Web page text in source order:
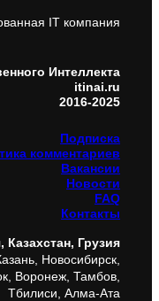
IT компания
Интеллекта
itinai.ru
2016-2025
Подписка
комментариев
Вакансии
Новости
FAQ
Контакты
Казахстан, Грузия
Новосибирск,
Воронеж, Тамбов,
Тбилиси, Алма-Ата